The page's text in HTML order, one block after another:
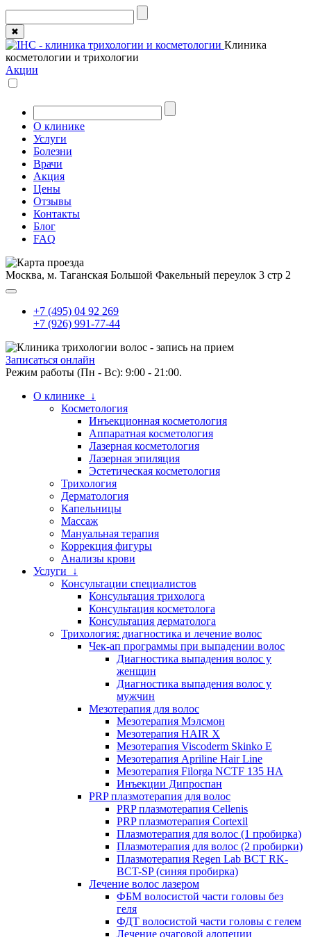
✖
Клиника
косметологии и трихологии
Акции
О клинике
Услуги
Болезни
Врачи
Акция
Цены
Отзывы
Контакты
Блог
FAQ
Москва, м. Таганская Большой Факельный переулок 3 стр 2
+7 (495) 04 92 269
+7 (926) 991-77-44
Записаться онлайн
Режим работы (Пн - Вс): 9:00 - 21:00.
О клинике ↓
Косметология
Инъекционная косметология
Аппаратная косметология
Лазерная косметология
Лазерная эпиляция
Эстетическая косметология
Трихология
Дерматология
Капельницы
Массаж
Мануальная терапия
Коррекция фигуры
Анализы крови
Услуги ↓
Консультации специалистов
Консультация трихолога
Консультация косметолога
Консультация дерматолога
Трихология: диагностика и лечение волос
Чек-ап программы при выпадении волос
Диагностика выпадения волос у
женщин
Диагностика выпадения волос у
мужчин
Мезотерапия для волос
Мезотерапия Мэлсмон
Мезотерапия HAIR X
Мезотерапия Viscoderm Skinko E
Мезотерапия Apriline Hair Line
Мезотерапия Filorga NCTF 135 HA
Инъекции Дипроспан
PRP плазмотерапия для волос
PRP плазмотерапия Cellenis
PRP плазмотерапия Cortexil
Плазмотерапия для волос (1 пробирка)
Плазмотерапия для волос (2 пробирки)
Плазмотерапия Regen Lab BCT RK-
BCT-SP (синяя пробирка)
Лечение волос лазером
ФБМ волосистой части головы без
геля
ФДТ волосистой части головы с гелем
Лечение очаговой алопеции